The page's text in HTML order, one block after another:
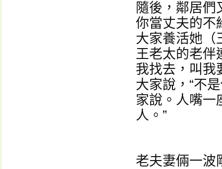
隨後，鄰居們
你當丈夫的不
大家養活她（
王老太的老伴
我找去，叫我
大家說，“不
家說。人嘴一
人。”
老夫妻倆一波